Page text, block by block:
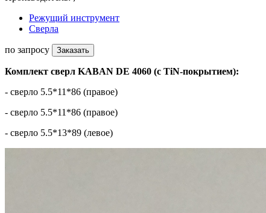
Режущий инструмент
Сверла
по запросу Заказать
Комплект сверл KABAN DE 4060 (с TiN-покрытием):
- сверло 5.5*11*86 (правое)
- сверло 5.5*11*86 (правое)
- сверло 5.5*13*89 (левое)